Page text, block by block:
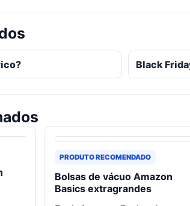
Black
PRODUTO RECOMENDADO
Bolsas de vácuo Amazon
Basics extragrandes